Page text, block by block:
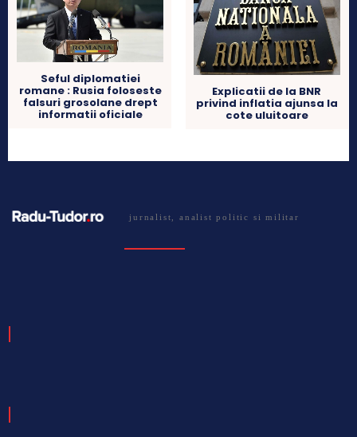
Seful diplomatiei
romane : Rusia foloseste
falsuri grosolane drept
informatii oficiale
Explicatii de la BNR
privind inflatia ajunsa la
cote uluitoare
jurnalist, analist politic si militar